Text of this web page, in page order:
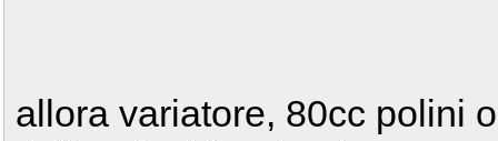
allora variatore, 80cc polini